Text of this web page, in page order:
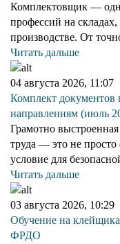
Комплектовщик —
профессий на
производстве. От
Читать дальше
04 августа 2026, 11:07
Комплект
направлениям (июль
Грамотно
труда — это не просто
условие для
Читать дальше
03 августа 2026, 10:29
Обучение на
ФРДО